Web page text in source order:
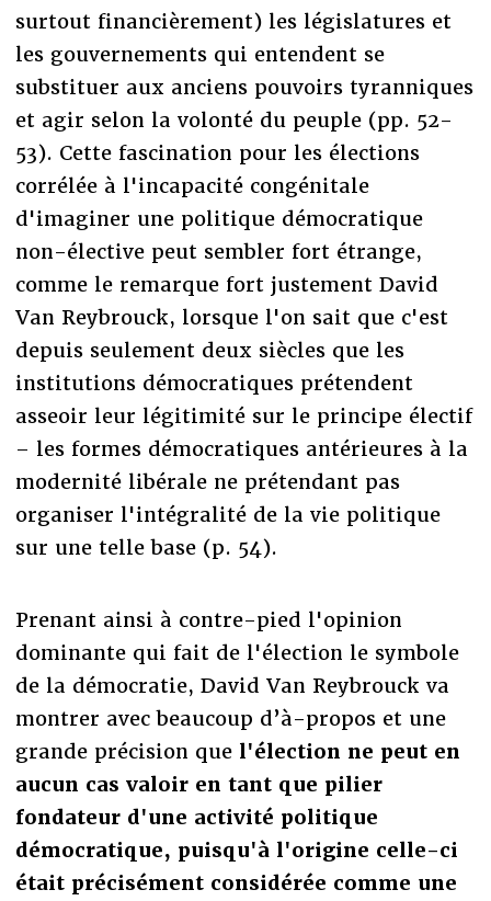
surtout financièrement) les législatures et
les gouvernements qui entendent se
substituer aux anciens pouvoirs tyranniques
et agir selon la volonté du peuple (pp. 52-
53). Cette fascination pour les élections
corrélée à l'incapacité congénitale
d'imaginer une politique démocratique
non-élective peut sembler fort étrange,
comme le remarque fort justement David
Van Reybrouck, lorsque l'on sait que c'est
depuis seulement deux siècles que les
institutions démocratiques prétendent
asseoir leur légitimité sur le principe électif
– les formes démocratiques antérieures à la
modernité libérale ne prétendant pas
organiser l'intégralité de la vie politique
sur une telle base (p. 54).
Prenant ainsi à contre-pied l'opinion
dominante qui fait de l'élection le symbole
de la démocratie, David Van Reybrouck va
montrer avec beaucoup d’à-propos et une
grande précision que l'élection ne peut en
aucun cas valoir en tant que pilier
fondateur d'une activité politique
démocratique, puisqu'à l'origine celle-ci
était précisément considérée comme une